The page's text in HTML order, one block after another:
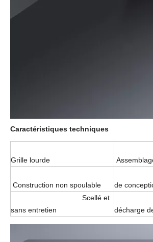
Caractéristiques techniques
Grille lourde
Construction non spoulable
de
Scellé et
sans entretien
décharge